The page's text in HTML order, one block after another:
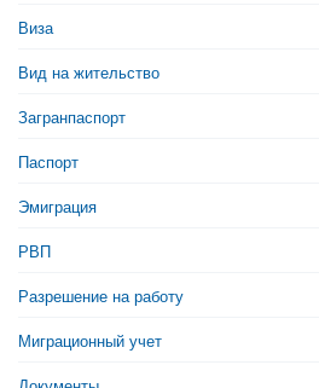
Виза
Вид на жительство
Загранпаспорт
Паспорт
Эмиграция
РВП
Разрешение на работу
Миграционный учет